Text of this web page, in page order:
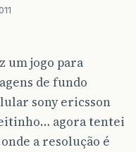
um jogo para
de fundo
sony ericsson
agora tentei
a resolução é